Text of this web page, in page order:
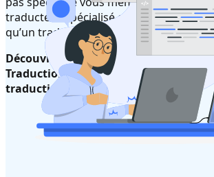
traducteur spécialisé gagnera en
qu’un traducteur généraliste.
Découvrez notre épisode du podcast
Traduction technique, le point de vue
traduction »